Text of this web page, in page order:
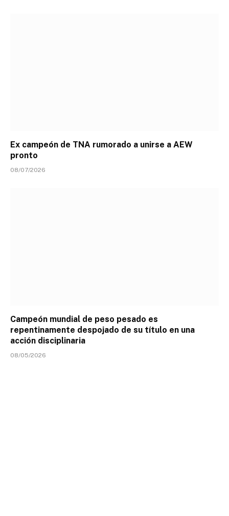
Ex campeón de TNA rumorado a unirse a AEW
pronto
08/07/2026
Campeón mundial de peso pesado es
repentinamente despojado de su título en una
acción disciplinaria
08/05/2026